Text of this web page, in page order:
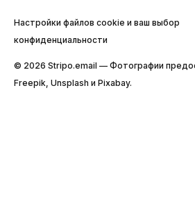
Настройки файлов cookie и ваш выбор
конфиденциальности
© 2026 Stripо.email — Фотографии
Freepik, Unsplash и Pixabay.